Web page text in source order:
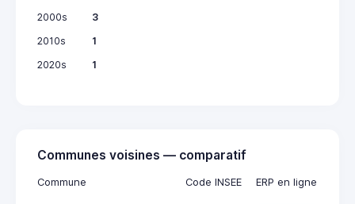
2000s
3
2010s
1
2020s
1
Communes voisines — comparatif
Commune Code INSEE ERP en ligne